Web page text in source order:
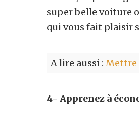
super belle voiture
qui vous fait plaisir
A lire aussi : Mettre
4- Apprenez à